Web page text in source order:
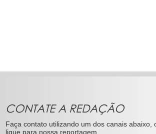
CONTATE A REDAÇÃO
Faça contato utilizando um dos canais abaixo,
ligue para nossa reportagem.